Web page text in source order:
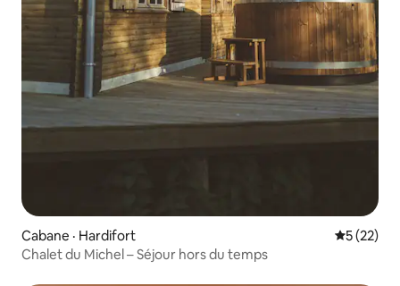
Cabane · Hardifort Note
5 (22)
Chalet du Michel – Séjour hors du temps